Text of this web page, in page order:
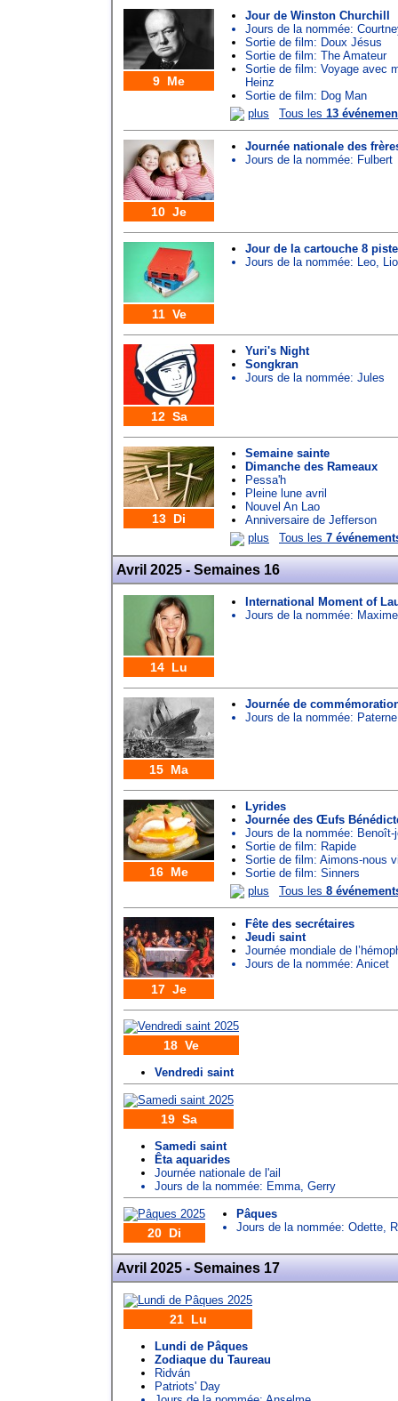
9 Me
Jour de Winston Churchill
Jours de la nommée:
Sortie de film: Doux Jésus
Sortie de film: The Amateur
Sortie de film: Voyage avec
Heinz
Sortie de film: Dog Man
plus
Tous les 13
10 Je
Journée nationale des
Jours de la nommée: Fulbert
11 Ve
Jour de la cartouche 8
Jours de la nommée: Leo,
12 Sa
Yuri's Night
Songkran
Jours de la nommée: Jules
13 Di
Semaine sainte
Dimanche des Rameaux
Pessa'h
Pleine lune avril
Nouvel An Lao
Anniversaire de Jefferson
plus
Tous les 7
Avril 2025 - Semaines 16
14 Lu
International Moment of
Jours de la nommée: Maxime
15 Ma
Journée de
Jours de la nommée: Paterne
16 Me
Lyrides
Journée des Œufs
Jours de la nommée: Benoît-
Sortie de film: Rapide
Sortie de film: Aimons-nous
Sortie de film: Sinners
plus
Tous les 8
17 Je
Fête des secrétaires
Jeudi saint
Journée mondiale de
Jours de la nommée: Anicet
18 Ve
Vendredi saint
19 Sa
Samedi saint
Êta aquarides
Journée nationale de l'ail
Jours de la nommée: Emma, Gerry
20 Di
Pâques
Jours de la nommée: Odette,
Avril 2025 - Semaines 17
21 Lu
Lundi de Pâques
Zodiaque du Taureau
Ridván
Patriots' Day